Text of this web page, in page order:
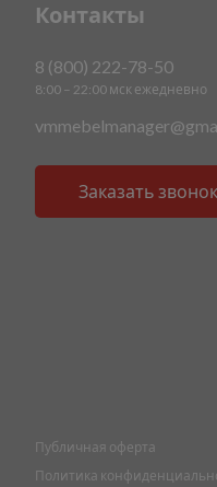
Контакты
8 (800) 222-78-50
8:00 – 22:00 мск ежедневно
Заказать звонок
Публичная оферта
Политика